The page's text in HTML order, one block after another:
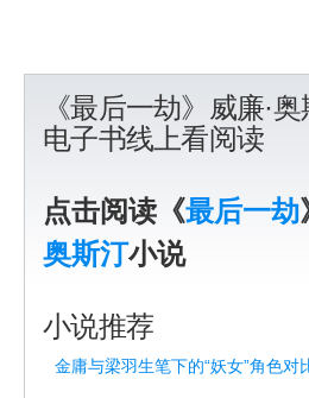
《最后一劫》威廉·
电子书线上看阅读
点击阅读《最后一劫
奥斯汀小说
小说推荐
金庸与梁羽生笔下的“妖女”角色对